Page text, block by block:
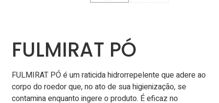
FULMIRAT PÓ
FULMIRAT PÓ é um raticida hidrorrepelente que adere ao
corpo do roedor que, no ato de sua higienização, se
contamina enquanto ingere o produto. É eficaz no